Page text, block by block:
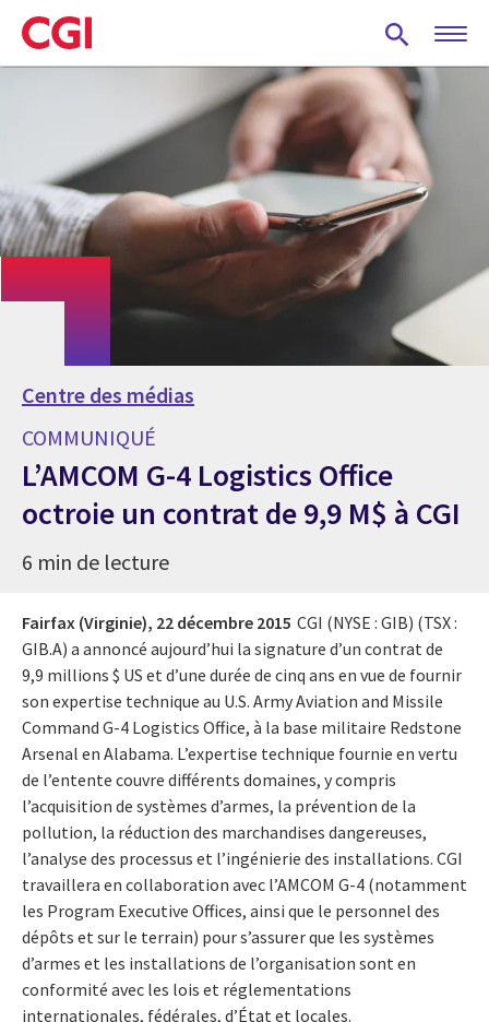
Skip
to
main
Centre des médias
COMMUNIQUÉ
L’AMCOM G-4 Logistics Office
octroie un contrat de 9,9 M$ à CGI
6 min de lecture
Fairfax (Virginie), 22 décembre 2015 CGI (NYSE : GIB) (TSX :
GIB.A) a annoncé aujourd’hui la signature d’un contrat de
9,9 millions $ US et d’une durée de cinq ans en vue de fournir
son expertise technique au U.S. Army Aviation and Missile
Command G-4 Logistics Office, à la base militaire Redstone
Arsenal en Alabama. L’expertise technique fournie en vertu
de l’entente couvre différents domaines, y compris
l’acquisition de systèmes d’armes, la prévention de la
pollution, la réduction des marchandises dangereuses,
l’analyse des processus et l’ingénierie des installations. CGI
travaillera en collaboration avec l’AMCOM G-4 (notamment
les Program Executive Offices, ainsi que le personnel des
dépôts et sur le terrain) pour s’assurer que les systèmes
d’armes et les installations de l’organisation sont en
conformité avec les lois et réglementations
internationales, fédérales, d’État et locales.